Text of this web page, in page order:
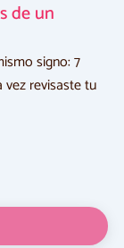
de un
signo: 7
revisaste tu